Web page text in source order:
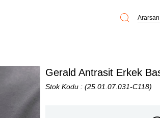
Gerald Antrasit Erkek
Stok Kodu (25.01.07.031-C118)